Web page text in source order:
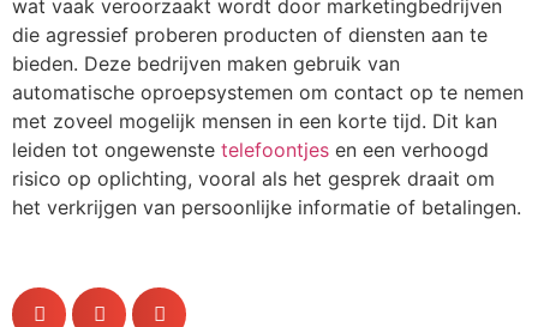
wat vaak veroorzaakt wordt door marketingbedrijven
die agressief proberen producten of diensten aan te
bieden. Deze bedrijven maken gebruik van
automatische oproepsystemen om contact op te nemen
met zoveel mogelijk mensen in een korte tijd. Dit kan
leiden tot ongewenste telefoontjes en een verhoogd
risico op oplichting, vooral als het gesprek draait om
het verkrijgen van persoonlijke informatie of betalingen.